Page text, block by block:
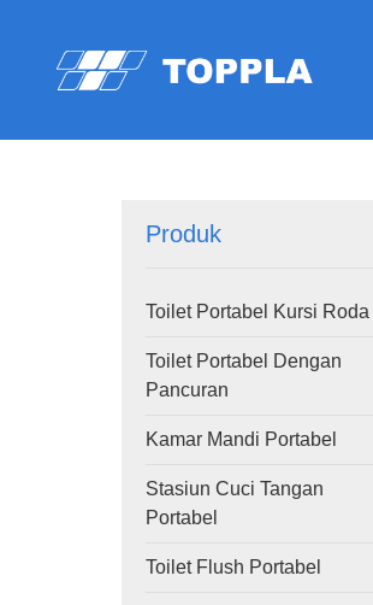
Produk
Toilet Portabel Kursi Roda
Toilet Portabel Dengan
Pancuran
Kamar Mandi Portabel
Stasiun Cuci Tangan
Portabel
Toilet Flush Portabel